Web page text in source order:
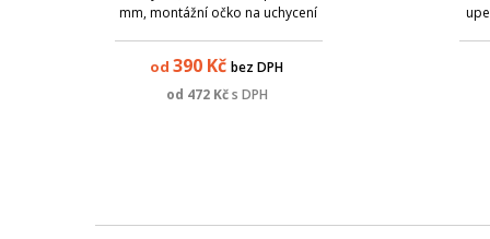
mm, montážní očko na uchycení
pevnou pryskyřicí; plášt:
Polyetylenový povlak s vysokou
od390 Kč bez DPH
od 472Kčs DPH